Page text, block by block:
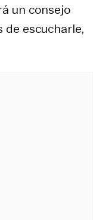
un consejo
de escucharle,